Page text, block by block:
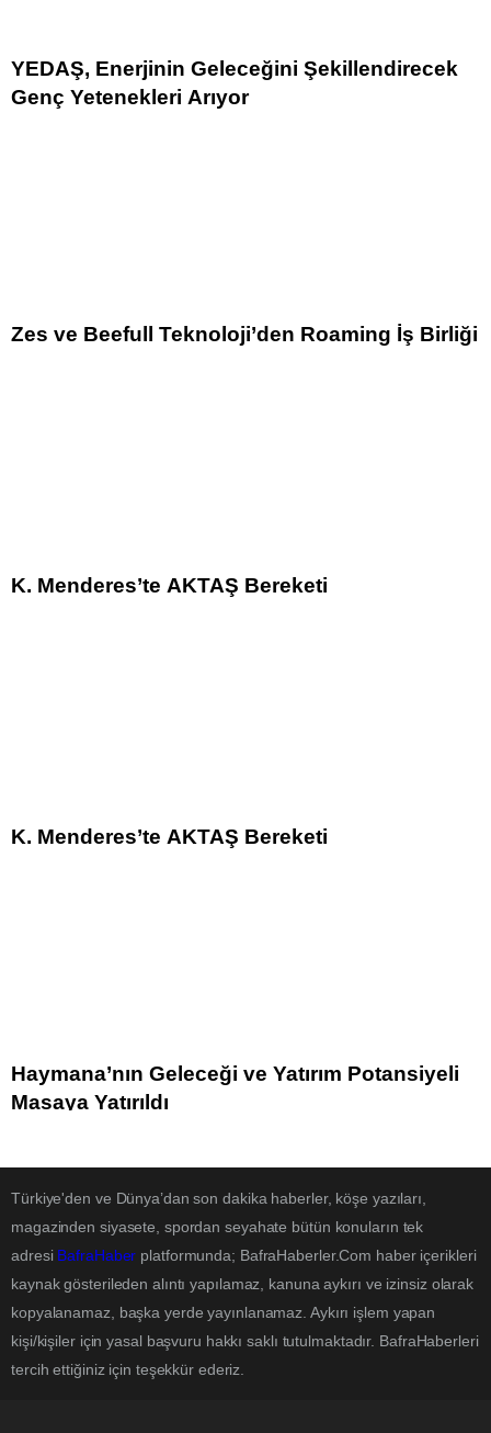
YEDAŞ, Enerjinin Geleceğini Şekillendirecek
Genç Yetenekleri Arıyor
Zes ve Beefull Teknoloji’den Roaming İş Birliği
K. Menderes’te AKTAŞ Bereketi
K. Menderes’te AKTAŞ Bereketi
Haymana’nın Geleceği ve Yatırım Potansiyeli
Masaya Yatırıldı
Türkiye'den ve Dünya’dan son dakika haberler, köşe yazıları,
magazinden siyasete, spordan seyahate bütün konuların tek
adresi BafraHaber platformunda; BafraHaberler.Com haber içerikleri
kaynak gösterileden alıntı yapılamaz, kanuna aykırı ve izinsiz olarak
kopyalanamaz, başka yerde yayınlanamaz. Aykırı işlem yapan
kişi/kişiler için yasal başvuru hakkı saklı tutulmaktadır. BafraHaberleri
tercih ettiğiniz için teşekkür ederiz.